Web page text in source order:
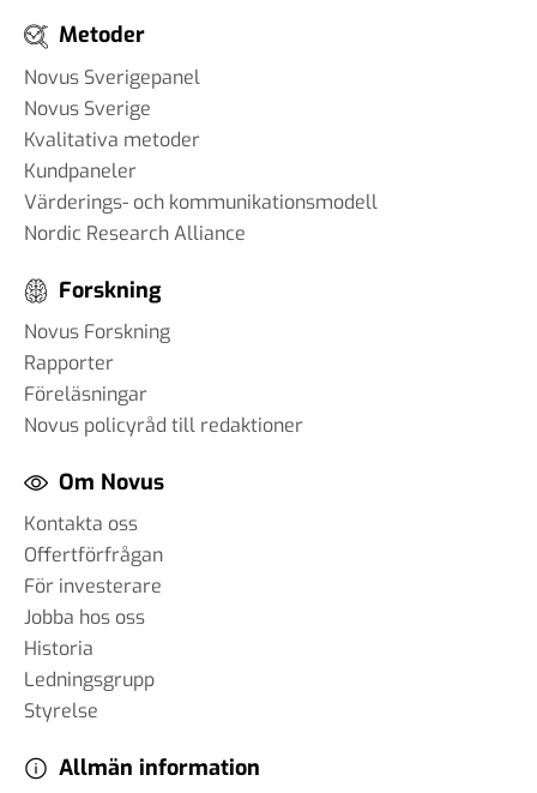
Metoder
Novus Sverigepanel
Novus Sverige
Kvalitativa metoder
Kundpaneler
Värderings- och kommunikationsmodell
Nordic Research Alliance
Forskning
Novus Forskning
Rapporter
Föreläsningar
Novus policyråd till redaktioner
Om Novus
Kontakta oss
Offertförfrågan
För investerare
Jobba hos oss
Historia
Ledningsgrupp
Styrelse
Allmän information